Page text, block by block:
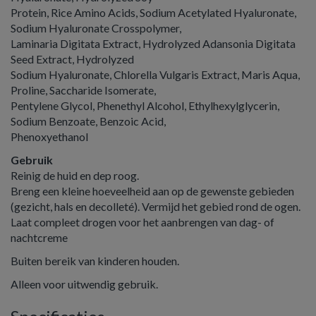
Protein, Rice Amino Acids, Sodium Acetylated Hyaluronate,
Sodium Hyaluronate Crosspolymer,
Laminaria Digitata Extract, Hydrolyzed Adansonia Digitata
Seed Extract, Hydrolyzed
Sodium Hyaluronate, Chlorella Vulgaris Extract, Maris Aqua,
Proline, Saccharide Isomerate,
Pentylene Glycol, Phenethyl Alcohol, Ethylhexylglycerin,
Sodium Benzoate, Benzoic Acid,
Phenoxyethanol
Gebruik
Reinig de huid en dep roog.
Breng een kleine hoeveelheid aan op de gewenste gebieden
(gezicht, hals en decolleté). Vermijd het gebied rond de ogen.
Laat compleet drogen voor het aanbrengen van dag- of
nachtcreme
Buiten bereik van kinderen houden.
Alleen voor uitwendig gebruik.